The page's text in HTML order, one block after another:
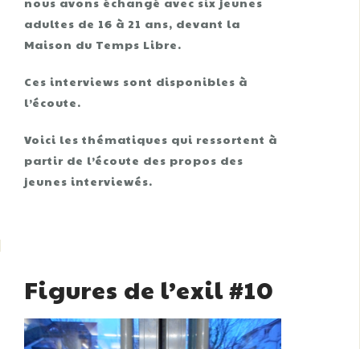
adultes de 16 à 21 ans, devant la
Maison du Temps Libre.
Ces interviews sont disponibles à
l’écoute.
Voici les thématiques qui ressortent à
partir de l’écoute des propos des
jeunes interviewés.
Figures de l’exil #10